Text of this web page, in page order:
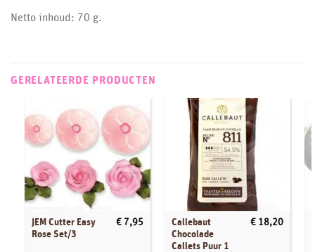
Netto inhoud: 70 g.
GERELATEERDE PRODUCTEN
JEM Cutter Easy
Rose Set/3
€ 7,95
Callebaut
Chocolade
Callets Puur 1
€ 18,20